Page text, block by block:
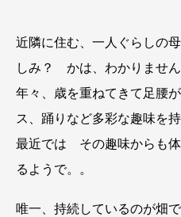
近隣に住む、一人ぐらし
しみ？ かは、わかりませ
年々、歳を重ねてきて足腰
ス、踊りなど多彩な趣味を
最近では その趣味からも
るようで。。
唯一、持続しているのが畑で